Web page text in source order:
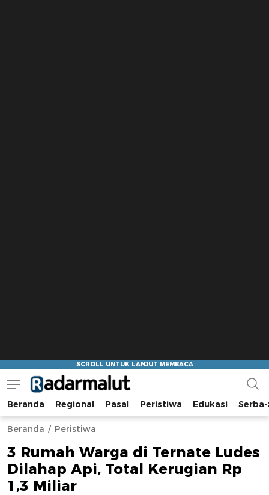
Radar Malut
Bacaan Nyindir
Beranda Regional Pasal Peristiwa Edukasi
Beranda Peristiwa
3 Rumah Warga di Ternate Ludes
Dilahap Api, Total Kerugian Rp
1,3 Miliar